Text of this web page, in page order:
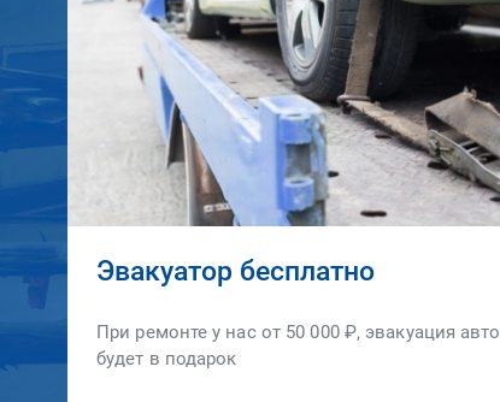
Эвакуатор бесплатно
При ремонте у нас от 50 000 ₽, эвакуация авто
будет в подарок